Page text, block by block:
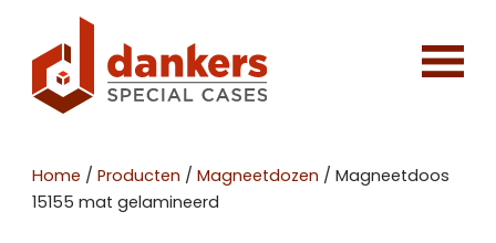
Home /Producten /Magneetdozen /Magneetdoos
15155 mat gelamineerd